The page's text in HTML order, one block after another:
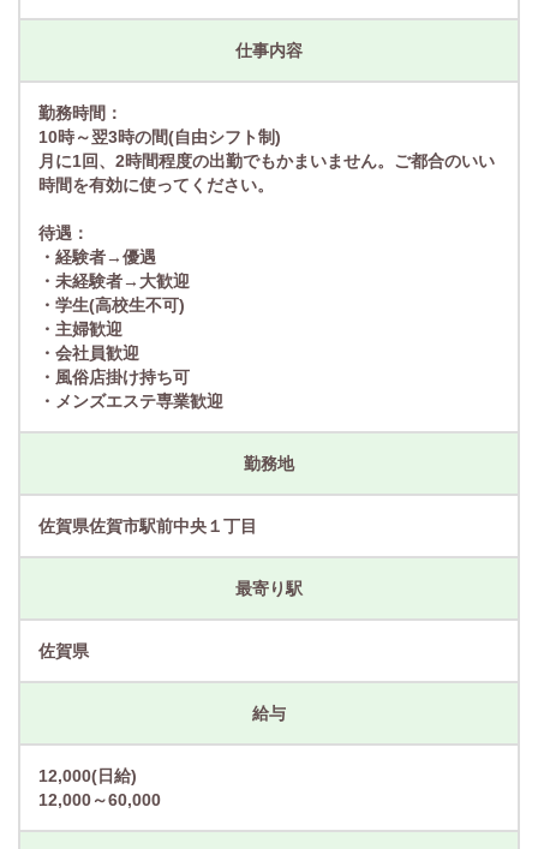
仕事内容
勤務時間：
10時～翌3時の間(自由シフト制)
月に1回、2時間程度の出勤でもかまいません。ご都合のいい
時間を有効に使ってください。
待遇：
・経験者→優遇
・未経験者→大歓迎
・学生(高校生不可)
・主婦歓迎
・会社員歓迎
・風俗店掛け持ち可
・メンズエステ専業歓迎
勤務地
佐賀県佐賀市駅前中央１丁目
最寄り駅
佐賀県
給与
12,000(日給)
12,000～60,000